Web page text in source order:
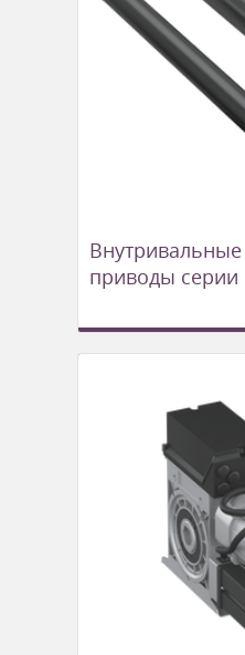
приводы серии